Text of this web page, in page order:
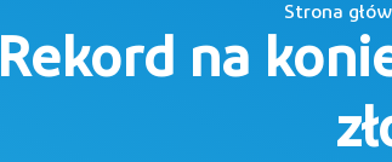
Strona
Rekord na